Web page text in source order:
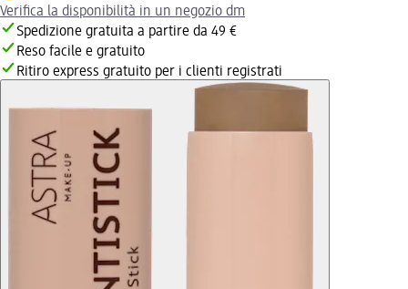
Verifica la disponibilità in un negozio dm
Spedizione gratuita a partire da 49 €
Reso facile e gratuito
Ritiro express gratuito per i clienti registrati